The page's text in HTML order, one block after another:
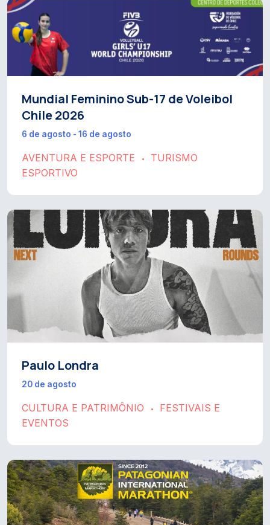
Mundial Feminino Sub-17 de Voleibol
Chile 2026
6 de agosto - 16 de agosto
AVENTURA E ESPORTE •
TURISMO
ESPORTIVO
Paulo Londra
20 de agosto
CULTURA E PATRIMÔNIO •
FESTIVAIS E
EVENTOS